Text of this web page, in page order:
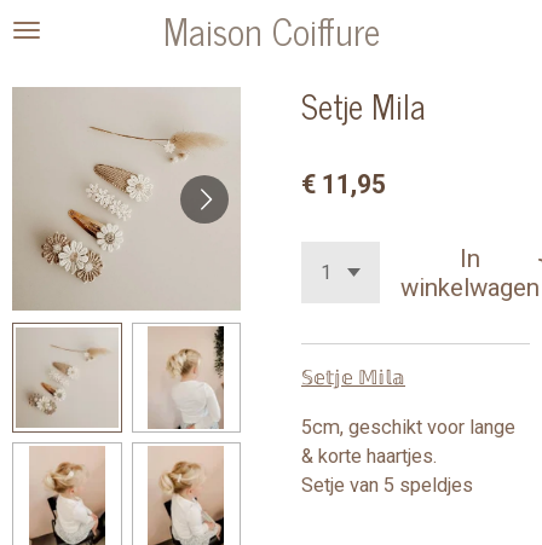
Ga
naar
hoofdinhoud
Maison Coiffure
Setje Mila
€ 11,95
In
winkelwagen
𝕊𝕖𝕥𝕛𝕖 𝕄𝕚𝕝𝕒
5cm, geschikt voor lange
& korte haartjes.
Setje van 5 speldjes